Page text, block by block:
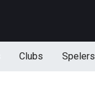
Clubs Spelers